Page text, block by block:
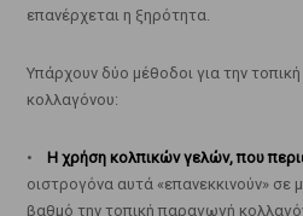
επανέρχεται η ξηρότητα.
Υπάρχουν δύο μέθοδοι για την
κολλαγόνου:
• Η χρήση κολπικών γελών, που
οιστρογόνα αυτά «επανεκκινούν» σε
βαθμό την τοπική παραγωγή